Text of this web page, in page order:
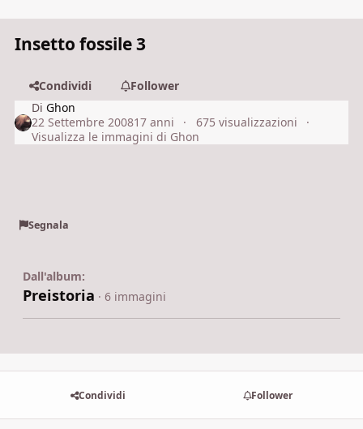
Insetto fossile 3
Condividi
Follower
Di Ghon
22 Settembre 200817 anni
675 visualizzazioni
Visualizza le immagini di Ghon
Segnala
Dall'album:
Preistoria · 6 immagini
Condividi Follower